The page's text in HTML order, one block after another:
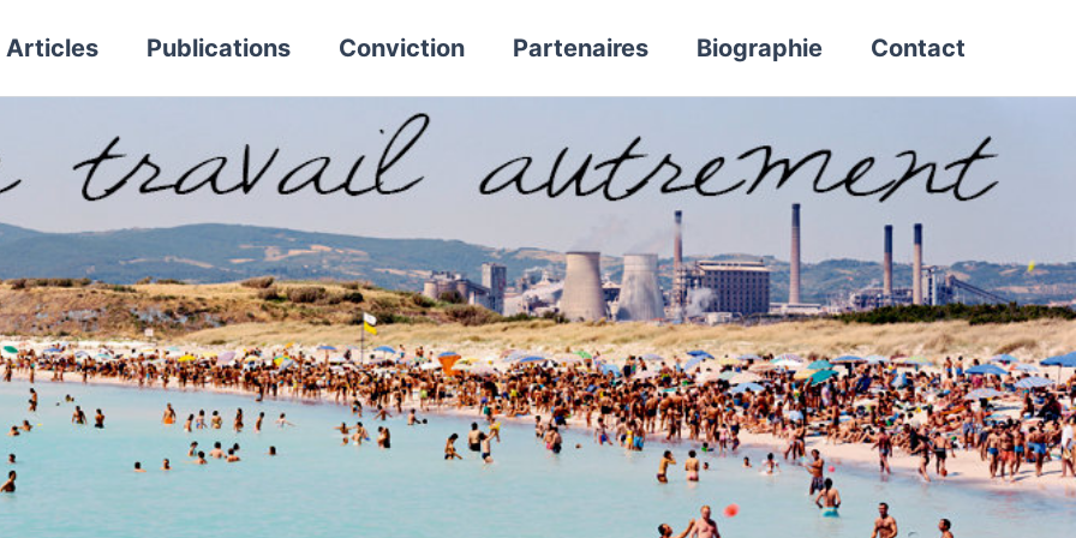
Articles Publications Conviction Partenaires Biographie Contact